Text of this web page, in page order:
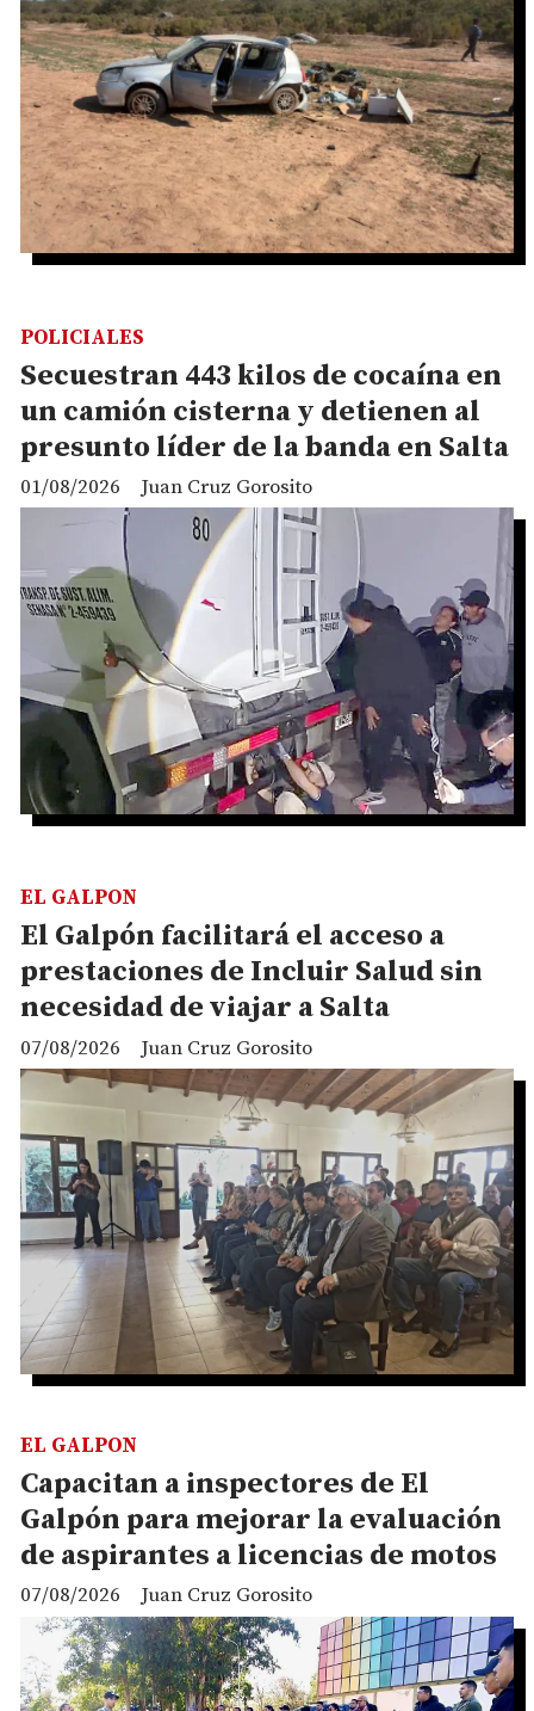
Secuestran 443 kilos de cocaína en
un camión cisterna y detienen al
presunto líder de la banda en Salta
Juan Cruz Gorosito
POLICIALES
01/08/2026
El Galpón facilitará el acceso a
prestaciones de Incluir Salud sin
necesidad de viajar a Salta
Juan Cruz Gorosito
EL GALPON
07/08/2026
Capacitan a inspectores de El
Galpón para mejorar la evaluación
de aspirantes a licencias de motos
Juan Cruz Gorosito
EL GALPON
07/08/2026